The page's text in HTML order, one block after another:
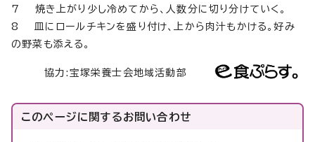
7 焼き上がり少し冷めてから、人数分に切り分けていく。
8 皿にロールチキンを盛り付け、上から肉汁もかける。好み
の野菜も添える。
協力:宝塚栄養士会地域活動部
このページに関するお問い合わせ